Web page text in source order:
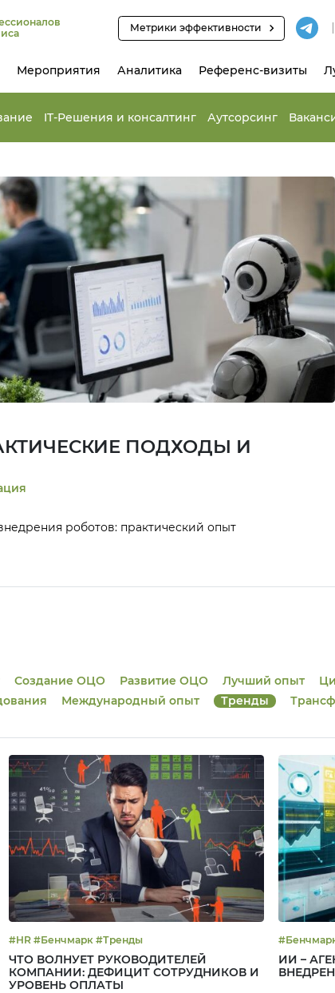
Метрики эффективности
Мероприятия Аналитика Референс-визиты
IT-Решения и консалтинг Аутсорсинг
ПОДХОДЫ И
роботов: практический опыт
Создание ОЦО Развитие ОЦО Лучший опыт
Международный опыт Тренды
#HR #Бенчмарк #Тренды
ЧТО ВОЛНУЕТ РУКОВОДИТЕЛЕЙ
КОМПАНИИ: ДЕФИЦИТ СОТРУДНИКОВ И
УРОВЕНЬ ОПЛАТЫ
ИИ –